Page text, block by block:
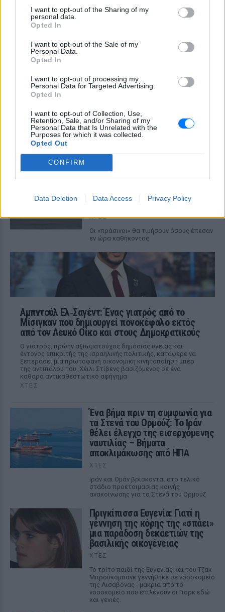
I want to opt-out of the Sharing of my
personal data.
Opted In
I want to opt-out of the Sale of my
Personal Data.
Opted In
I want to opt-out of processing my
Personal Data for Targeted Advertising.
Opted In
I want to opt-out of Collection, Use,
Retention, Sale, and/or Sharing of my
Personal Data that Is Unrelated with the
Purposes for which it was collected.
Opted Out
CONFIRM
Data Deletion Data Access Privacy Policy
Λιθουανοί συνοριοφύλακες δέχθηκαν
αναγκάστηκαν να υποχωρήσουν και οι
παράνομοι μετανάστες διέφυγαν πίσω
Σελήνη: Τι κρύβει η «σιγή
ιχθύος» από NASA και SpaceX;
Ο δεύτερος βαθμός του πυραύλου Falcon
9 προσέκρουσε στη Σελήνη στις 6:35
GMT, αφήνοντας πίσω του κρατήρα 18
τροχιά
Παναθηναϊκός – ΤΣΣΚΑ 1948:
των πυροσβεστών που έχασαν
τη ζωή τους
ΧΤΕΣ
Οι «πράσινοι« θα τιμήσουν όσους έπεσαν
εν ώρα καθήκοντος
Αμπντούλ Ελ‑Σαγέντ: Ένας γιατρός από το
Μίσιγκαν που δημιουργεί πονοκέφαλο εκτός
από τον Λευκό Οίκο και στους Δημοκρατικούς
Ο γιατρός, πρώην αξιωματούχος δημόσιας υγείας και
έντονος επικριτής της ισραηλινής πολιτικής, κατάφερε να
ξεπεράσει μία πρωτοφανή οικονομική κινητοποίηση υπέρ
της αντιπάλου του, Χέιλι Στίβενς βασιζόμενος σε ένα
καθαρά αντικαθεστωτικό αφήγημα
ΧΤΕΣ
Ένα βήμα πριν τη συμφωνία για
τα Στενά του Ορμούζ: Το Ιράν
θέλει έλεγχο της εισερχόμενης
ναυτιλίας – Βήματα
αποκλιμάκωσης από ΗΠΑ
ΧΤΕΣ
Ιράν και Ομάν βρίσκονται στο τελικό
στάδιο προετοιμασίας κοινής
ανακοίνωσης για τα Στενά του Ορμούζ
Πριγκίπισσα Ευγενία: Γιατί η
γέννηση της κόρης της «σπάει»
μια παράδοση δεκαετιών της
βασιλικής οικογένειας
ΧΤΕΣ
Το τρίτο παιδί της Ευγενίας και του Τζακ
Μπρούκσμπανκ γεννήθηκε σε νοσοκομείο
της Λισαβόνας - μακριά από το
νοσοκομείο που επιλέγουν οι Γιορκ εδώ
και γενιές.